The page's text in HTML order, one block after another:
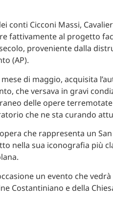
conti Cicconi Massi,
fattivamente al progetto
proveniente dalla
(AP).
di maggio, acquisita
che versava in gravi
delle opere
che ne sta curando
che rappresenta un
nella sua iconografia più
un evento che
Costantiniano e della